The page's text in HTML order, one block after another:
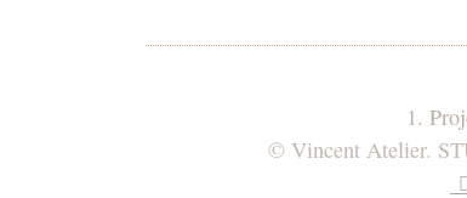
1.
© Vincent Atelier.